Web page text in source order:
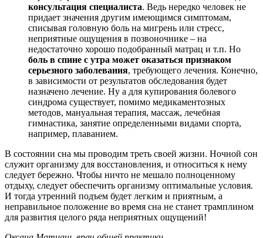
консультация специалиста. Ведь нередко человек не
придает значения другим имеющимся симптомам,
списывая головную боль на мигрень или стресс,
неприятные ощущения в позвоночнике – на
недостаточно хорошо подобранный матрац и т.п. Но
боль в спине с утра может оказаться признаком
серьезного заболевания, требующего лечения. Конечно,
в зависимости от результатов обследования будет
назначено лечение. Ну а для купирования болевого
синдрома существует, помимо медикаментозных
методов, мануальная терапия, массаж, лечебная
гимнастика, занятие определенными видами спорта,
например, плаванием.
В состоянии сна мы проводим треть своей жизни. Ночной сон
служит организму для восстановления, и относиться к нему
следует бережно. Чтобы ничто не мешало полноценному
отдыху, следует обеспечить организму оптимальные условия.
И тогда утренний подъем будет легким и приятным, а
неправильное положение во время сна не станет трамплином
для развития целого ряда неприятных ощущений!